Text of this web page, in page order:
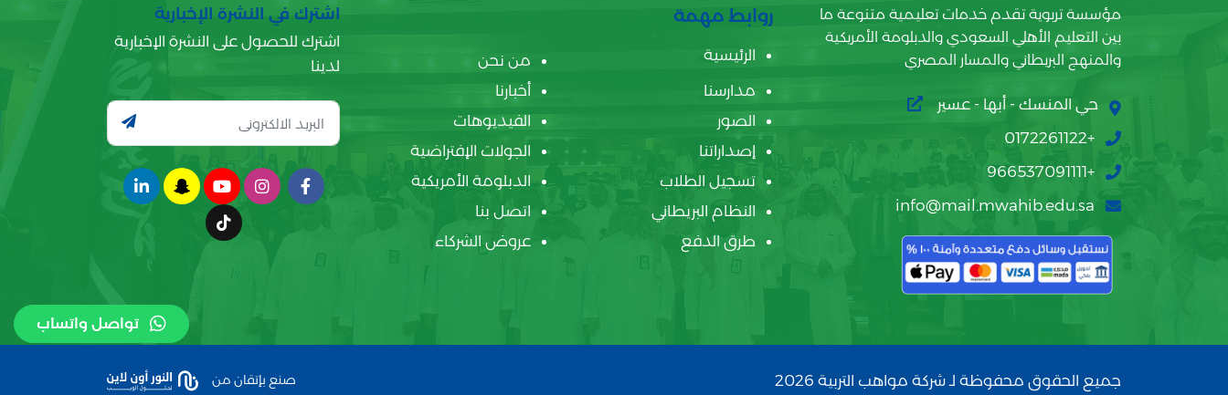
تواصل واتساب
مؤسسة تربوية تقدم خدمات تعليمية متنوعة ما
بين التعليم الأهلي السعودي والدبلومة الأمريكية
والمنهج البريطاني والمسار المصري
حي المنسك - أبها - عسير
+0172261122
+966537091111
info@mail.mwahib.edu.sa
روابط مهمة
الرئيسية
من نحن
مدارسنا
أخبارنا
الصور
الفيديوهات
إصداراتنا
الجولات الإفتراضية
تسجيل الطلاب
الدبلومة الأمريكية
النظام البريطاني
اتصل بنا
طرق الدفع
عروض الشركاء
اشترك في النشرة الإخبارية
اشترك للحصول على النشرة الإخبارية
لدينا
جميع الحقوق محفوظة لـ شركة مواهب التربية 2026 صنع بإتقان من